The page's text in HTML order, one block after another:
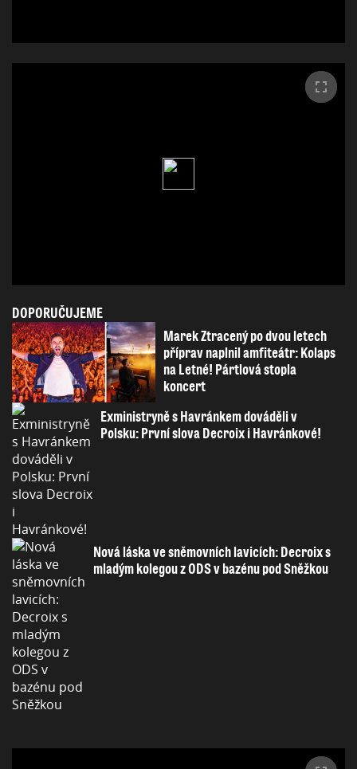
DOPORUČUJEME
Marek Ztracený po dvou letech
příprav naplnil amfiteátr: Kolaps
na Letné! Pártlová stopla
koncert
Exministryně s Havránkem dováděli v
Polsku: První slova Decroix i Havránkové!
Nová láska ve sněmovních lavicích: Decroix s
mladým kolegou z ODS v bazénu pod Sněžkou